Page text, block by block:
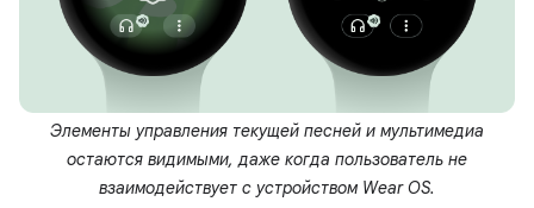
Элементы управления текущей песней и мультимедиа
остаются видимыми, даже когда пользователь не
взаимодействует с устройством Wear OS.